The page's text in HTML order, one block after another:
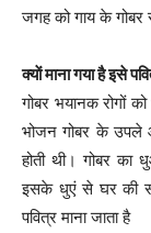
जगह को गाय के गोबर
क्याें माना गया है इसे
गोबर भयानक रोगों
भोजन गोबर के उपले
होती थी। गोबर
इसके धुएं से घर की
पवित्र माना जाता है